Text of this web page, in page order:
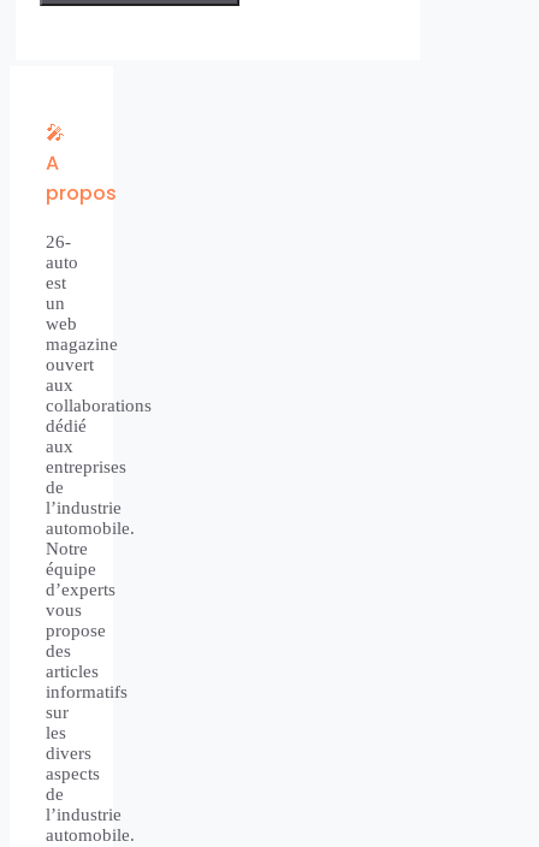
🎤
A
propos
26-
auto
est
un
web
magazine
ouvert
aux
collaborations
dédié
aux
entreprises
de
l’industrie
automobile.
Notre
équipe
d’experts
vous
propose
des
articles
informatifs
sur
les
divers
aspects
de
l’industrie
automobile.